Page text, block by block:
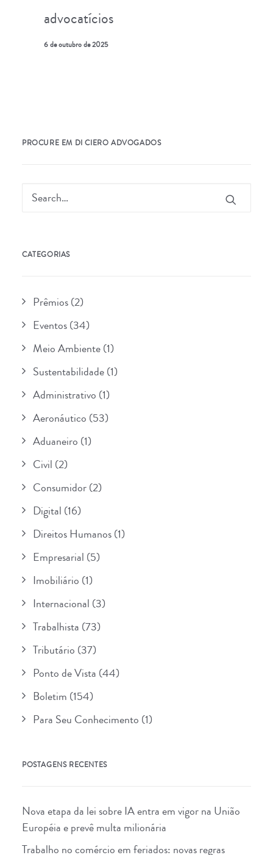
advocatícios
6 de outubro de 2025
PROCURE EM DI CIERO ADVOGADOS
CATEGORIAS
Prêmios(2)
Eventos(34)
Meio Ambiente(1)
Sustentabilidade(1)
Administrativo (1)
Aeronáutico (53)
Aduaneiro (1)
Civil (2)
Consumidor(2)
Digital (16)
Direitos Humanos(1)
Empresarial (5)
Imobiliário (1)
Internacional (3)
Trabalhista (73)
Tributário (37)
Ponto de Vista (44)
Boletim (154)
Para Seu Conhecimento (1)
POSTAGENS RECENTES
Nova etapa da lei sobre IA entra em vigor na União
Européia e prevê multa milionária
Trabalho no comércio em feriados: novas regras